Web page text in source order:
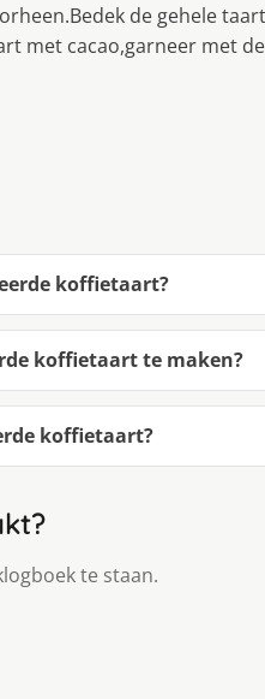
de gehele
met cacao,garneer met
koffietaart?
koffietaart te maken?
koffietaart?
te staan.